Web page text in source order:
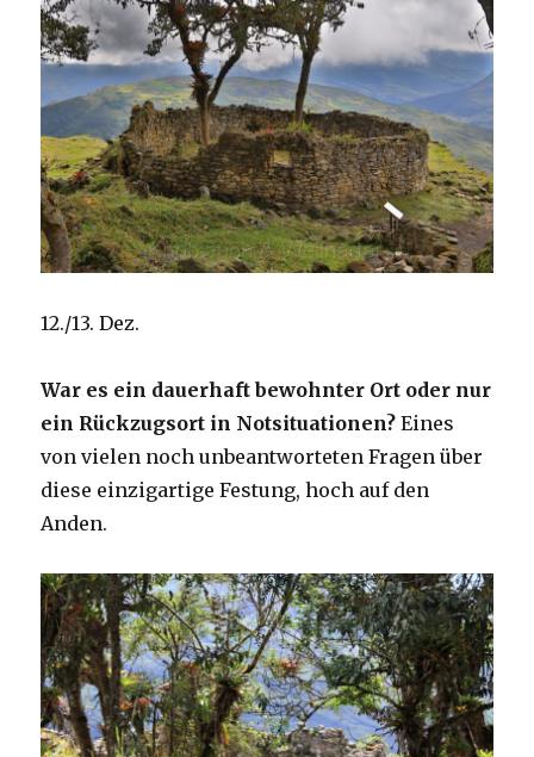
12./13. Dez.
War es ein dauerhaft bewohnter Ort oder nur
ein Rückzugsort in Notsituationen? Eines
von vielen noch unbeantworteten Fragen über
diese einzigartige Festung, hoch auf den
Anden.